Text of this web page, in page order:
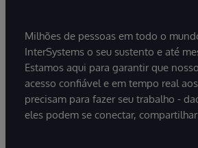
Milhões de pessoas em todo o
InterSystems o seu sustento e até
Estamos aqui para garantir que
acesso confiável e em tempo real
precisam para fazer seu trabalho -
eles podem se conectar,